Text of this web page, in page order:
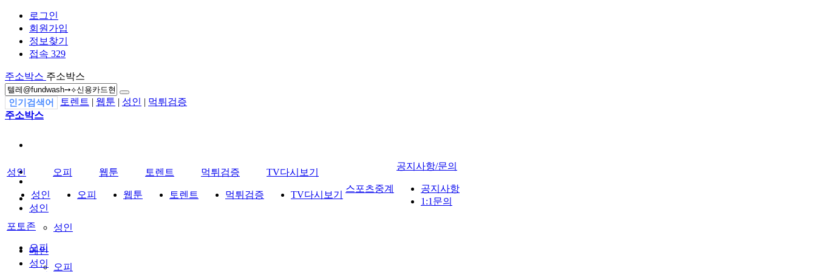
로그인
회원가입
정보찾기
접속 329
주소박스 주소박스
인기검색어 토렌트 | 웹툰 | 성인 | 먹튀검증
주소박스
성인
성인
오피
오피
성인
성인
오피
오피
웹툰
웹툰
토렌트
토렌트
먹튀검증
먹튀검증
TV다시보기
TV다시보기
스포츠중계
공지사항/문의
공지사항
1:1문의
포토존
메인
성인